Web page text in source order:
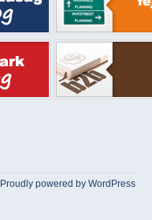
Proudly powered by WordPress